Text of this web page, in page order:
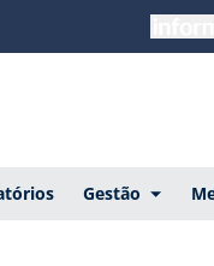
Gestão